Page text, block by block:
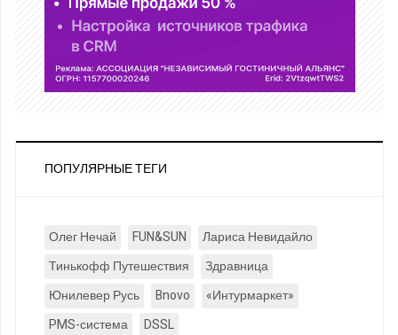
ПОПУЛЯРНЫЕ ТЕГИ
Олег Нечай FUN&SUN
Лариса Невидайло
Тинькофф Путешествия
Здравница
Юнилевер Русь
Bnovo
«Интурмаркет»
PMS-система
DSSL